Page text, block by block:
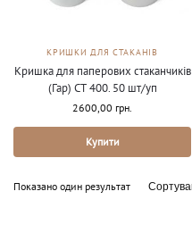
КРИШКИ ДЛЯ СТАКАНІВ
Кришка для паперових стаканчиків
(Гар) СТ 400. 50 шт/уп
2600,00 грн.
Купити
Показано один результат